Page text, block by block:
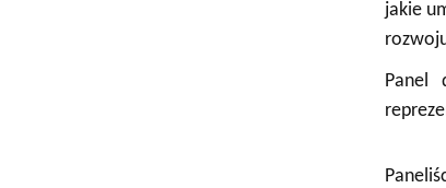
jakie
Panel